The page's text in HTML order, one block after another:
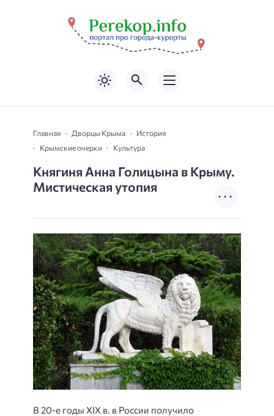
Главная Дворцы Крыма
История
Крымские очерки
Культура
Княгиня Анна Голицына в Крыму.
Мистическая утопия
В 20-е годы XIX в. в России получило